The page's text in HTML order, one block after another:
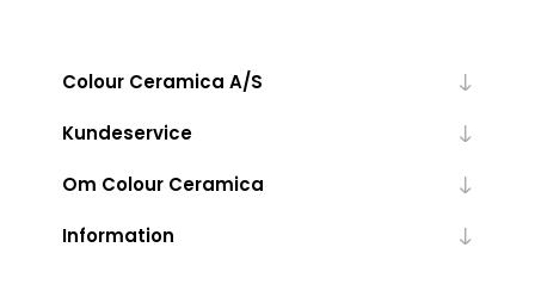
Colour Ceramica A/S
Kundeservice
Om Colour Ceramica
Information